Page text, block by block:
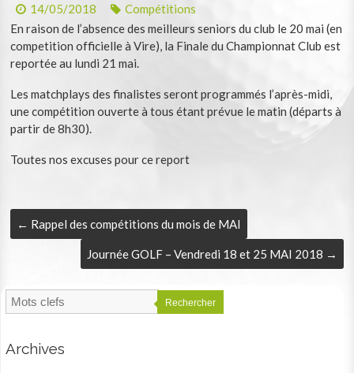
14/05/2018
Compétitions
En raison de l’absence des meilleurs seniors du club le 20 mai (en
competition officielle à Vire), la Finale du Championnat Club est
reportée au lundi 21 mai.
Les matchplays des finalistes seront programmés l’après-midi,
une compétition ouverte à tous étant prévue le matin (départs à
partir de 8h30).
Toutes nos excuses pour ce report
← Rappel des compétitions du mois de MAI
Journée GOLF – Vendredi 18 et 25 MAI 2018 →
Rechercher
Archives